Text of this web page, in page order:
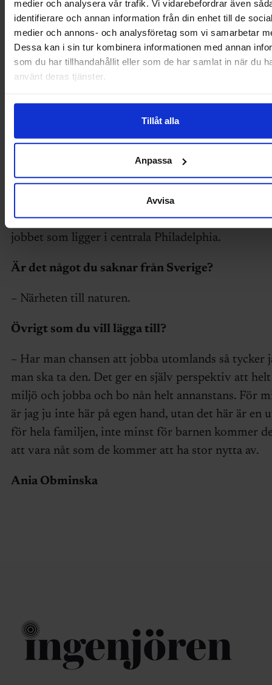
medier och analysera vår trafik. Vi vidarebefordrar även
identifierare och annan information från din enhet till de
medier och annons- och analysföretag som vi samarbetar
Dessa kan i sin tur kombinera informationen med annan
som du har tillhandahållit eller som de har samlat in när du
använt deras tjänster.
Tillåt alla
Anpassa
Avvisa
Peter Kimstrand. Foto: Privat
– En stor skillnad
avsaknaden av
möten, folk tar
fikarast eller
av jobbet lidande
ytorna inte finns.
– Jag bor
min familj i ett
förort till Philadelphia. Jag har 45 minuter på
jobbet som ligger i centrala Philadelphia.
Är det något du saknar från Sverige?
– Närheten till naturen.
Övrigt som du vill lägga till?
– Har man chansen att jobba utomlands så tycker
man ska ta den. Det ger en själv perspektiv att
miljö och jobba och bo nån helt annanstans. För
är jag ju inte här på egen hand, utan det här är en
för hela familjen, inte minst för barnen kommer
att vara nåt som de kommer att ha stor nytta av.
Ania Obminska